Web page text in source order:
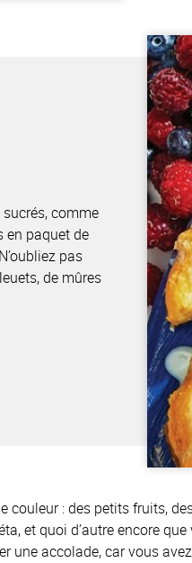
comme
en paquet de
pas
de mûres
couleur : des petits fruits,
et quoi d’autre encore
une accolade, car vous